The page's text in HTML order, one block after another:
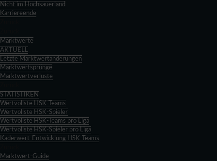
Nicht im Hochsauerland
Karriereende
Marktwerte
AKTUELL
Letzte Marktwertänderungen
Marktwertsprünge
Marktwertverluste
STATISTIKEN
Wertvollste HSK-Teams
Wertvollste HSK-Spieler
Wertvollste HSK-Teams pro Liga
Wertvollste HSK-Spieler pro Liga
Kaderwert-Entwicklung HSK-Teams
Marktwert-Guide